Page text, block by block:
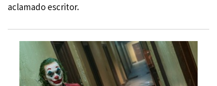
aclamado escritor.